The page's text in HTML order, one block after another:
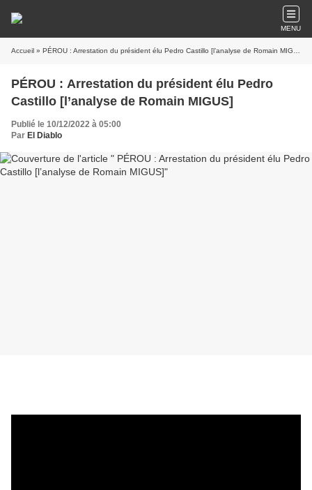
MENU
Accueil » PÉROU : Arrestation du président élu Pedro Castillo [l’analyse de Romain MIGUS]
PÉROU : Arrestation du président élu Pedro
Castillo [l’analyse de Romain MIGUS]
Publié le 10/12/2022 à 05:00
Par El Diablo